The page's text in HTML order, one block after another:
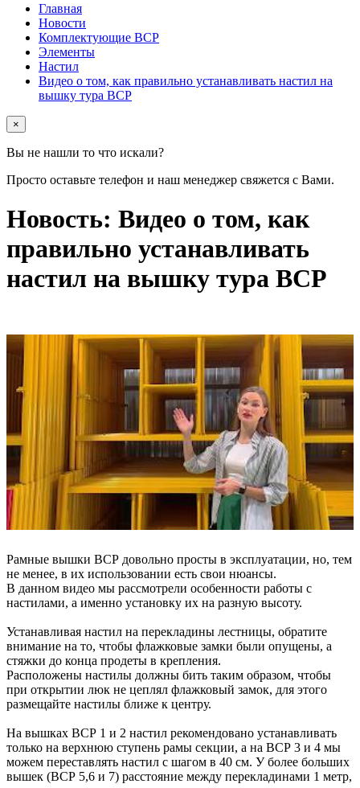
Главная
Новости
Комплектующие ВСР
Элементы
Настил
Видео о том, как правильно устанавливать настил на
вышку тура ВСР
×
Вы не нашли то что искали?
Просто оставьте телефон и наш менеджер свяжется с Вами.
Новость: Видео о том, как
правильно устанавливать
настил на вышку тура ВСР
Рамные вышки ВСР довольно просты в эксплуатации, но, тем
не менее, в их использовании есть свои нюансы.
В данном видео мы рассмотрели особенности работы с
настилами, а именно установку их на разную высоту.
Устанавливая настил на перекладины лестницы, обратите
внимание на то, чтобы флажковые замки были опущены, а
стяжки до конца продеты в крепления.
Расположены настилы должны бить таким образом, чтобы
при открытии люк не цеплял флажковый замок, для этого
размещайте настилы ближе к центру.
На вышках ВСР 1 и 2 настил рекомендовано устанавливать
только на верхнюю ступень рамы секции, а на ВСР 3 и 4 мы
можем переставлять настил с шагом в 40 см. У более больших
вышек (ВСР 5,6 и 7) расстояние между перекладинами 1 метр,